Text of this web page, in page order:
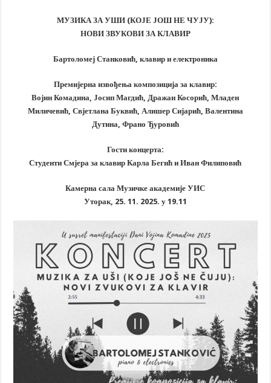
МУЗИКА ЗА УШИ (КОЈЕ ЈОШ НЕ ЧУЈУ):
НОВИ ЗВУКОВИ ЗА КЛАВИР
Бартоломеј Станковић, клавир и електроника
Премијерна извођења композиција за клавир:
Војин Комадина, Јосип Магдић, Дражан Косорић, Младен
Миличевић, Свјетлана Буквић, Алишер Сијарић, Валентина
Дутина, Франо Ђуровић
Гости концерта:
Студенти Смјера за клавир Карла Бегић и Иван Филиповић
Камерна сала Музичке академије УИС
Уторак, 25. 11. 2025. у 19.11